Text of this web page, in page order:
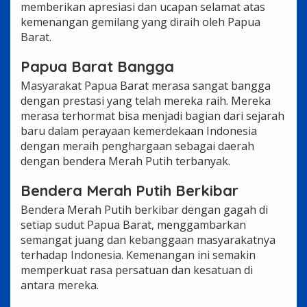
memberikan apresiasi dan ucapan selamat atas
kemenangan gemilang yang diraih oleh Papua
Barat.
Papua Barat Bangga
Masyarakat Papua Barat merasa sangat bangga
dengan prestasi yang telah mereka raih. Mereka
merasa terhormat bisa menjadi bagian dari sejarah
baru dalam perayaan kemerdekaan Indonesia
dengan meraih penghargaan sebagai daerah
dengan bendera Merah Putih terbanyak.
Bendera Merah Putih Berkibar
Bendera Merah Putih berkibar dengan gagah di
setiap sudut Papua Barat, menggambarkan
semangat juang dan kebanggaan masyarakatnya
terhadap Indonesia. Kemenangan ini semakin
memperkuat rasa persatuan dan kesatuan di
antara mereka.